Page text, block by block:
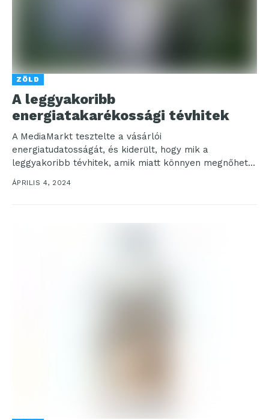
ZÖLD
A leggyakoribb
energiatakarékossági tévhitek
A MediaMarkt tesztelte a vásárlói
energiatudatosságát, és kiderült, hogy mik a
leggyakoribb tévhitek, amik miatt könnyen megnőhet
az energiaszámlánk. Egy kvíz segítségével a...
ÁPRILIS 4, 2024